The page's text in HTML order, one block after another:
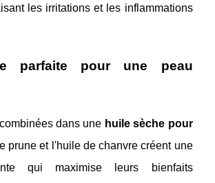
les irritations et les inflammations
parfaite pour une peau
dans une huile sèche pour
prune et l'huile de chanvre créent une
qui maximise leurs bienfaits